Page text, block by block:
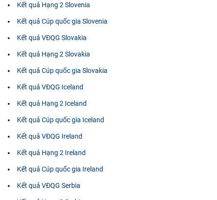
Kết quả Hạng 2 Slovenia
Kết quả Cúp quốc gia Slovenia
Kết quả VĐQG Slovakia
Kết quả Hạng 2 Slovakia
Kết quả Cúp quốc gia Slovakia
Kết quả VĐQG Iceland
Kết quả Hạng 2 Iceland
Kết quả Cúp quốc gia Iceland
Kết quả VĐQG Ireland
Kết quả Hạng 2 Ireland
Kết quả Cúp quốc gia Ireland
Kết quả VĐQG Serbia